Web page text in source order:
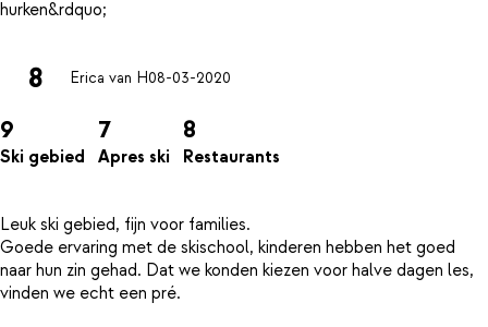
8 Erica van H08-03-2020
9
Ski gebied
7
Apres ski
8
Restaurants
Leuk ski gebied, fijn voor families.
Goede ervaring met de skischool, kinderen hebben het goed
naar hun zin gehad. Dat we konden kiezen voor halve dagen les,
vinden we echt een pré.